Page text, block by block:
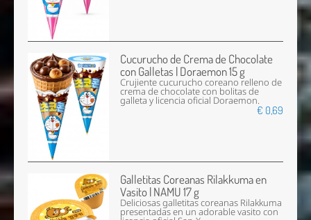
Cucurucho de Crema de Chocolate
con Galletas | Doraemon 15 g
Crujiente cucurucho coreano relleno de
crema de chocolate con bolitas de
galleta y licencia oficial Doraemon.
€ 0,69
Galletitas Coreanas Rilakkuma en
Vasito | NAMU 17 g
Deliciosas galletitas coreanas Rilakkuma
presentadas en un adorable vasito con